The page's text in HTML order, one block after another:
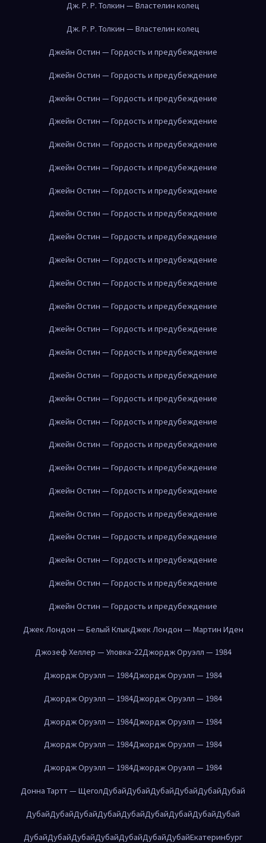
Дж. Р. Р. Толкин — Властелин колец
Дж. Р. Р. Толкин — Властелин колец
Джейн Остин — Гордость и предубеждение
Джейн Остин — Гордость и предубеждение
Джейн Остин — Гордость и предубеждение
Джейн Остин — Гордость и предубеждение
Джейн Остин — Гордость и предубеждение
Джейн Остин — Гордость и предубеждение
Джейн Остин — Гордость и предубеждение
Джейн Остин — Гордость и предубеждение
Джейн Остин — Гордость и предубеждение
Джейн Остин — Гордость и предубеждение
Джейн Остин — Гордость и предубеждение
Джейн Остин — Гордость и предубеждение
Джейн Остин — Гордость и предубеждение
Джейн Остин — Гордость и предубеждение
Джейн Остин — Гордость и предубеждение
Джейн Остин — Гордость и предубеждение
Джейн Остин — Гордость и предубеждение
Джейн Остин — Гордость и предубеждение
Джейн Остин — Гордость и предубеждение
Джейн Остин — Гордость и предубеждение
Джейн Остин — Гордость и предубеждение
Джейн Остин — Гордость и предубеждение
Джейн Остин — Гордость и предубеждение
Джейн Остин — Гордость и предубеждение
Джейн Остин — Гордость и предубеждение
Джек Лондон — Белый КлыкДжек Лондон — Мартин Иден
Джозеф Хеллер — Уловка-22Джордж Оруэлл — 1984
Джордж Оруэлл — 1984Джордж Оруэлл — 1984
Джордж Оруэлл — 1984Джордж Оруэлл — 1984
Джордж Оруэлл — 1984Джордж Оруэлл — 1984
Джордж Оруэлл — 1984Джордж Оруэлл — 1984
Джордж Оруэлл — 1984Джордж Оруэлл — 1984
Донна Тартт — ЩеголДубайДубайДубайДубайДубайДубай
ДубайДубайДубайДубайДубайДубайДубайДубайДубай
ДубайДубайДубайДубайДубайДубайДубайЕкатеринбург